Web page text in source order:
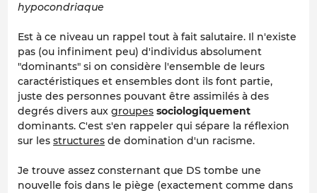
hypocondriaque
Est à ce niveau un rappel tout à fait salutaire. Il n'existe
pas (ou infiniment peu) d'individus absolument
"dominants" si on considère l'ensemble de leurs
caractéristiques et ensembles dont ils font partie,
juste des personnes pouvant être assimilés à des
degrés divers aux groupes sociologiquement
dominants. C'est s'en rappeler qui sépare la réflexion
sur les structures de domination d'un racisme.
Je trouve assez consternant que DS tombe une
nouvelle fois dans le piège (exactement comme dans